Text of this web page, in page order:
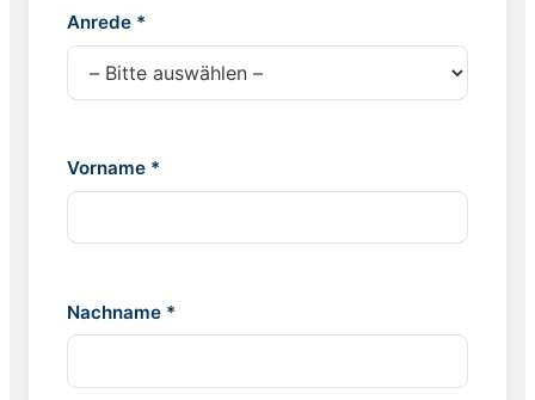
Anrede *
Vorname *
Nachname *